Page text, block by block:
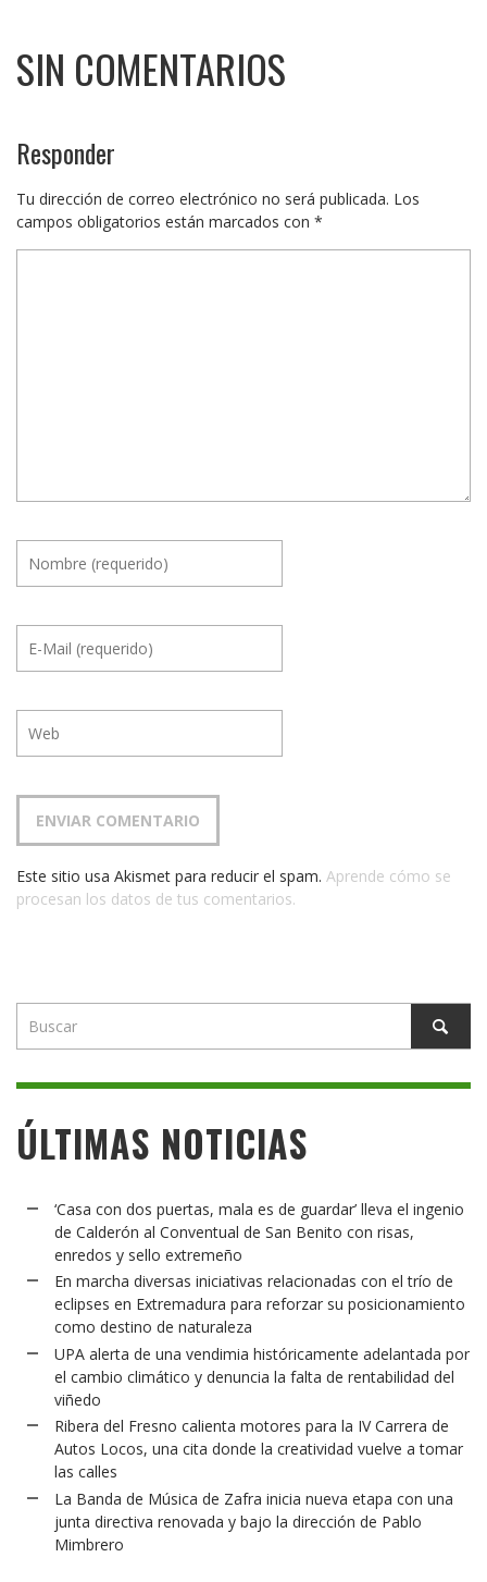
SIN COMENTARIOS
Responder
Tu dirección de correo electrónico no será publicada. Los
campos obligatorios están marcados con *
Este sitio usa Akismet para reducir el spam. Aprende cómo se
procesan los datos de tus comentarios.
ÚLTIMAS NOTICIAS
‘Casa con dos puertas, mala es de guardar’ lleva el ingenio
de Calderón al Conventual de San Benito con risas,
enredos y sello extremeño
En marcha diversas iniciativas relacionadas con el trío de
eclipses en Extremadura para reforzar su posicionamiento
como destino de naturaleza
UPA alerta de una vendimia históricamente adelantada por
el cambio climático y denuncia la falta de rentabilidad del
viñedo
Ribera del Fresno calienta motores para la IV Carrera de
Autos Locos, una cita donde la creatividad vuelve a tomar
las calles
La Banda de Música de Zafra inicia nueva etapa con una
junta directiva renovada y bajo la dirección de Pablo
Mimbrero